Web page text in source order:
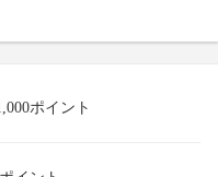
ポイント